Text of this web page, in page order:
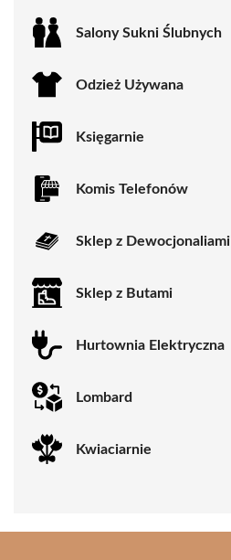
Salony Sukni Ślubnych
Odzież Używana
Księgarnie
Komis Telefonów
Sklep z Dewocjonaliami
Sklep z Butami
Hurtownia Elektryczna
Lombard
Kwiaciarnie